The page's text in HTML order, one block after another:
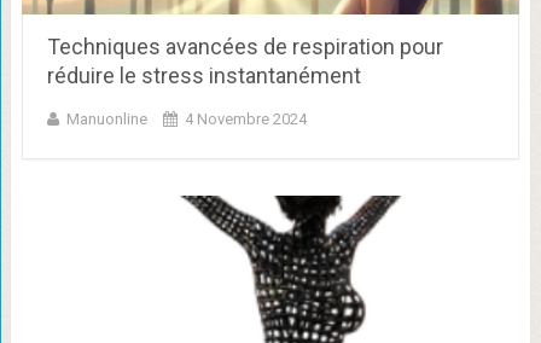
Techniques avancées de respiration pour
réduire le stress instantanément
Manuonline 4 Novembre 2024